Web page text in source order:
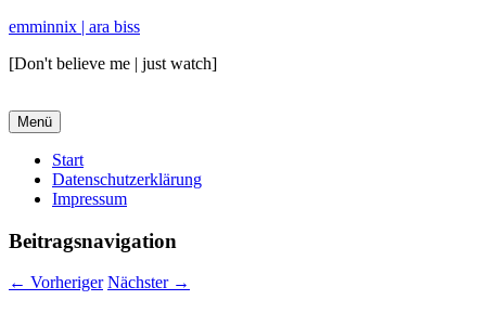
emminnix | ara biss
[Don't believe me | just watch]
Menü
Primäres
Menü
Start
Datenschutzerklärung
Impressum
Beitragsnavigation
← Vorheriger Nächster →